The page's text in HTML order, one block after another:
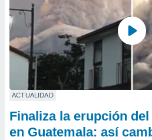
ACTUALIDAD
Finaliza la erupción
en Guatemala: así